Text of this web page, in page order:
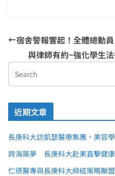
宿舍警報響起！全體總動
與律師有約~強化學生
近期文章
長庚科大訪凱瑟醫療集團、美容
跨海築夢 長庚科大赴美直擊健
仁德醫專與長庚科大締結策略聯